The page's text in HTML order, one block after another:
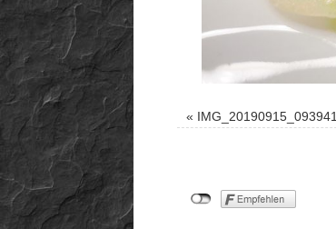
« IMG_20190915_093941